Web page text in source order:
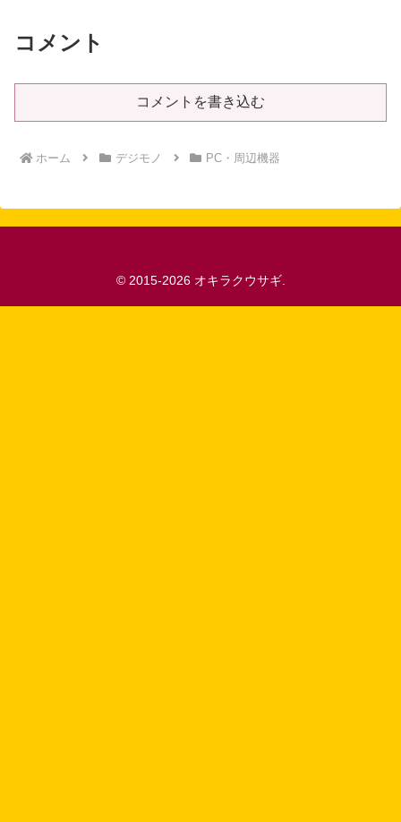
コメント
コメントを書き込む
ホーム デジモノ PC・周辺機器
© 2015-2026 オキラクウサギ.